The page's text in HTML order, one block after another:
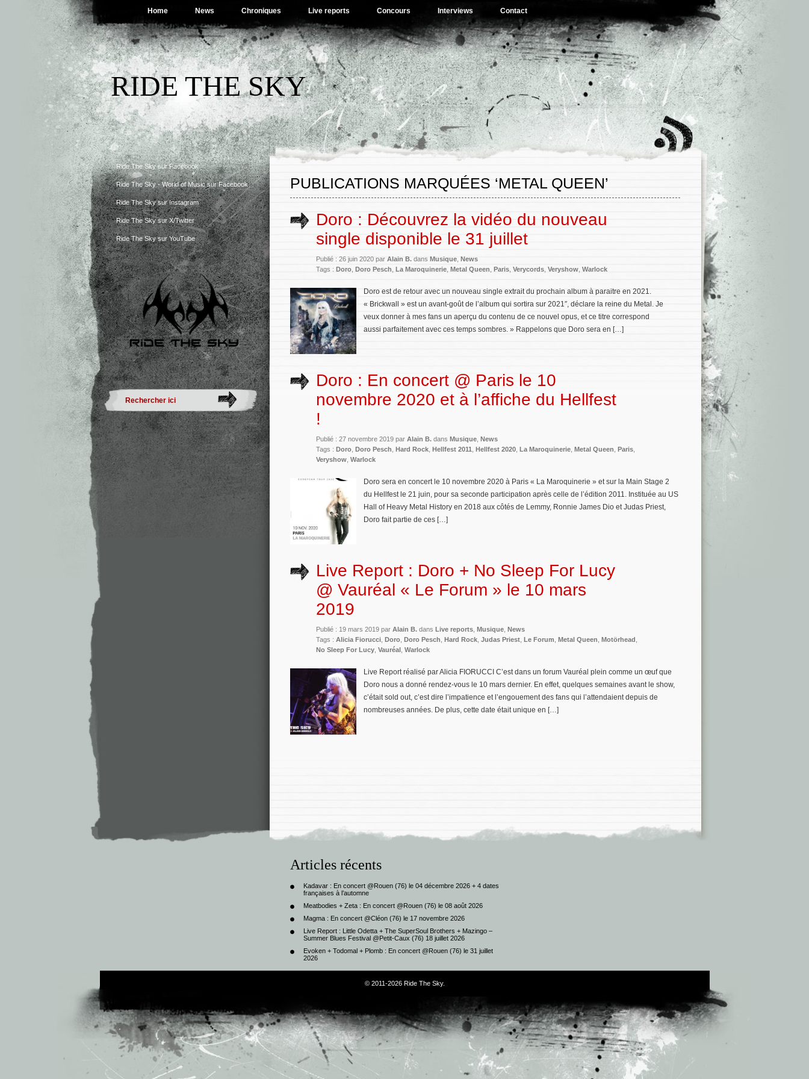
Home News Chroniques Live reports Concours Interviews Contact
RIDE THE SKY
Ride The Sky sur Facebook
Ride The Sky - World of Music sur Facebook
Ride The Sky sur Instagram
Ride The Sky sur X/Twitter
Ride The Sky sur YouTube
PUBLICATIONS MARQUÉES ‘METAL QUEEN’
Doro : Découvrez la vidéo du nouveau
single disponible le 31 juillet
Publié : 26 juin 2020 par Alain B. dans Musique News
Tags : Doro Doro Pesch La Maroquinerie Metal Queen Paris Verycords Veryshow Warlock
Doro est de retour avec un nouveau single extrait du prochain album à paraitre en 2021.
« Brickwall » est un avant-goût de l’album qui sortira sur 2021″, déclare la reine du Metal. Je
veux donner à mes fans un aperçu du contenu de ce nouvel opus, et ce titre correspond
aussi parfaitement avec ces temps sombres. » Rappelons que Doro sera en […]
Doro : En concert @ Paris le 10
novembre 2020 et à l’affiche du Hellfest
!
Publié : 27 novembre 2019 par Alain B. dans Musique News
Tags : Doro Doro Pesch Hard Rock Hellfest 2011 Hellfest 2020 La Maroquinerie Metal Queen Paris
Veryshow Warlock
Doro sera en concert le 10 novembre 2020 à Paris « La Maroquinerie » et sur la Main Stage 2
du Hellfest le 21 juin, pour sa seconde participation après celle de l’édition 2011. Instituée au US
Hall of Heavy Metal History en 2018 aux côtés de Lemmy, Ronnie James Dio et Judas Priest,
Doro fait partie de ces […]
Live Report : Doro + No Sleep For Lucy
@ Vauréal « Le Forum » le 10 mars
2019
Publié : 19 mars 2019 par Alain B. dans Live reports Musique News
Tags : Alicia Fiorucci Doro Doro Pesch Hard Rock Judas Priest Le Forum Metal Queen Motörhead
No Sleep For Lucy Vauréal Warlock
Live Report réalisé par Alicia FIORUCCI C’est dans un forum Vauréal plein comme un œuf que
Doro nous a donné rendez-vous le 10 mars dernier. En effet, quelques semaines avant le show,
c’était sold out, c’est dire l’impatience et l’engouement des fans qui l’attendaient depuis de
nombreuses années. De plus, cette date était unique en […]
Articles récents
Kadavar : En concert @Rouen (76) le 04 décembre 2026 + 4 dates
françaises à l’automne
Meatbodies + Zeta : En concert @Rouen (76) le 08 août 2026
Magma : En concert @Cléon (76) le 17 novembre 2026
Live Report : Little Odetta + The SuperSoul Brothers + Mazingo –
Summer Blues Festival @Petit-Caux (76) 18 juillet 2026
Evoken + Todomal + Plomb : En concert @Rouen (76) le 31 juillet
2026
© 2011-2026 Ride The Sky.